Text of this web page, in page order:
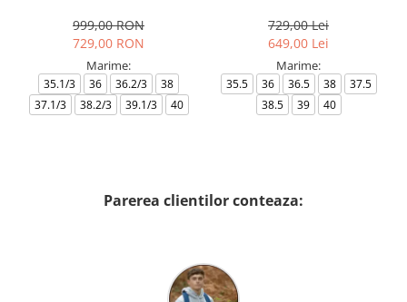
999,00 RON
729,00 RON
Marime:
35.1/3 36 36.2/3
38
37.1/3
38.2/3 39.1/3 40
729,00 Lei
649,00 Lei
Marime:
35.5 36 36.5 38
37.5
38.5
39 40
Parerea clientilor conteaza: